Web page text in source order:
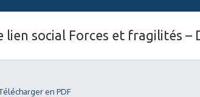
lien social Forces et fragilités –
en PDF